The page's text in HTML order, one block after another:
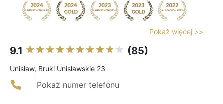
Pokaż więcej >>
9.1 (85)
Unisław, Bruki Unisławskie 23
Pokaż numer telefonu